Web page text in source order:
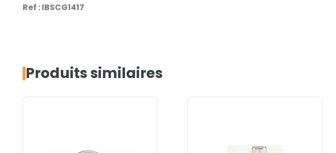
Ref : IBSCG1417
Produits similaires